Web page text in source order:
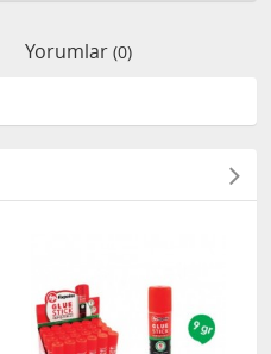
Yorumlar (0)